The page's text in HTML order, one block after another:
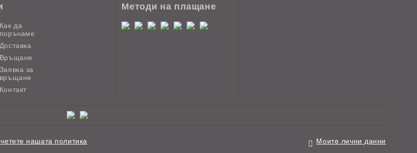
Как да
поръчаме
Доставка
Връщане
Заявка за
връщане
Контакт
Методи на плащане
нашата политика Моите лични данни